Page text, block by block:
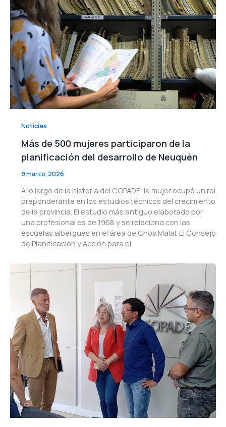
Noticias
Más de 500 mujeres participaron de la
planificación del desarrollo de Neuquén
9 marzo, 2026
A lo largo de la historia del COPADE, la mujer ocupó un rol
preponderante en los estudios técnicos del crecimiento
de la provincia. El estudio más antiguo elaborado por
una profesional es de 1968 y se relaciona con las
escuelas albergues en el área de Chos Malal. El Consejo
de Planificación y Acción para el